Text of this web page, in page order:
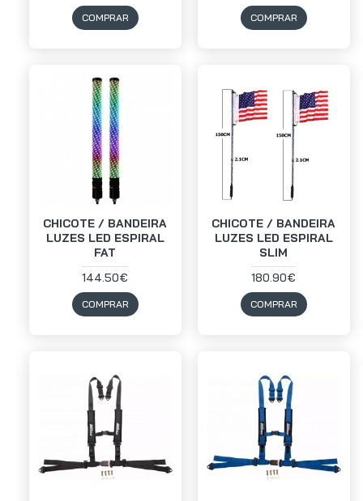
COMPRAR COMPRAR
CHICOTE / BANDEIRA
LUZES LED ESPIRAL
FAT
144.50€
COMPRAR
CHICOTE / BANDEIRA
LUZES LED ESPIRAL
SLIM
180.90€
COMPRAR